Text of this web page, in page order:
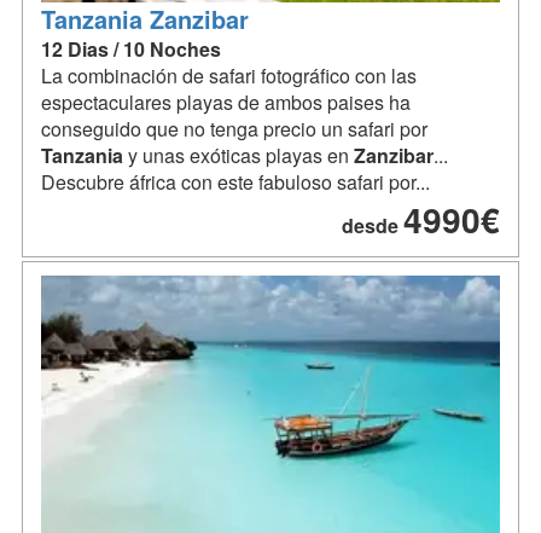
Tanzania Zanzibar
12 Dias / 10 Noches
La combinación de safari fotográfico con las
espectaculares playas de ambos paises ha
conseguido que no tenga precio un safari por
Tanzaniay unas exóticas playas en Zanzibar...
Descubre áfrica con este fabuloso safari por...
desde4990€